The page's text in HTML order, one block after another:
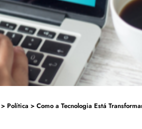
> Política > Como a Tecnologia Está